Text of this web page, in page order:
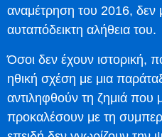
αναμέτρηση του 2016, δεν
αυταπόδεικτη αλήθεια του.
Όσοι δεν έχουν ιστορική,
ηθική σχέση με μια
αντιληφθούν τη ζημιά που
προκαλέσουν με τη